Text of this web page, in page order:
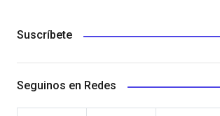
Suscríbete
Seguinos en Redes